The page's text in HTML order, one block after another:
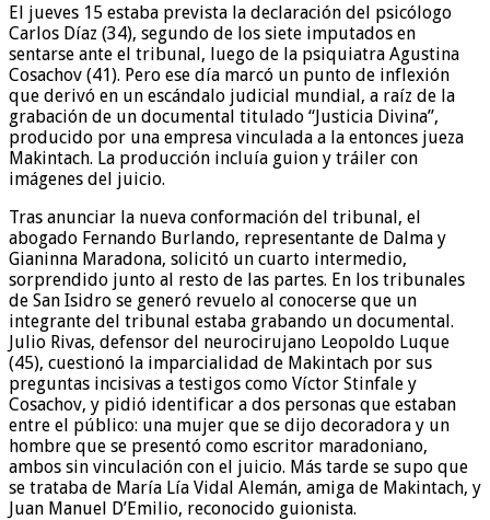
El jueves 15 estaba prevista la declaración del psicólogo
Carlos Díaz (34), segundo de los siete imputados en
sentarse ante el tribunal, luego de la psiquiatra Agustina
Cosachov (41). Pero ese día marcó un punto de inflexión
que derivó en un escándalo judicial mundial, a raíz de la
grabación de un documental titulado “Justicia Divina”,
producido por una empresa vinculada a la entonces jueza
Makintach. La producción incluía guion y tráiler con
imágenes del juicio.
Tras anunciar la nueva conformación del tribunal, el
abogado Fernando Burlando, representante de Dalma y
Gianinna Maradona, solicitó un cuarto intermedio,
sorprendido junto al resto de las partes. En los tribunales
de San Isidro se generó revuelo al conocerse que un
integrante del tribunal estaba grabando un documental.
Julio Rivas, defensor del neurocirujano Leopoldo Luque
(45), cuestionó la imparcialidad de Makintach por sus
preguntas incisivas a testigos como Víctor Stinfale y
Cosachov, y pidió identificar a dos personas que estaban
entre el público: una mujer que se dijo decoradora y un
hombre que se presentó como escritor maradoniano,
ambos sin vinculación con el juicio. Más tarde se supo que
se trataba de María Lía Vidal Alemán, amiga de Makintach, y
Juan Manuel D’Emilio, reconocido guionista.